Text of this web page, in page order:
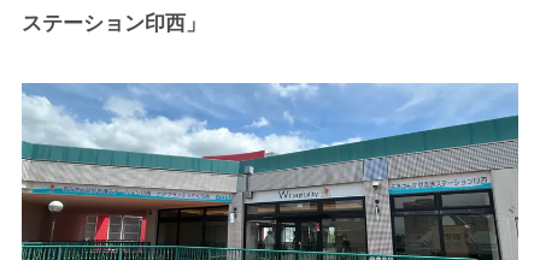
ステーション印西」